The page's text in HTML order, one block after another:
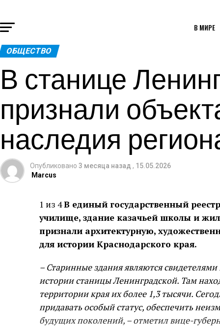
В МИРЕ
ОБЩЕСТВО
В станице
признали
наследия
Опубликовано 3 месяца назад , 15.05.2026
Marcus
1 из 4В единый государственный
училище, здание казачьей школы и
признали архитектурную,
для истории Краснодарского края.
– Старинные здания являются
истории станицы Ленинградской. Там
территории края их более 1,3 тысячи.
придавать особый статус, обеспечить
будущих поколений, – отметил вице-